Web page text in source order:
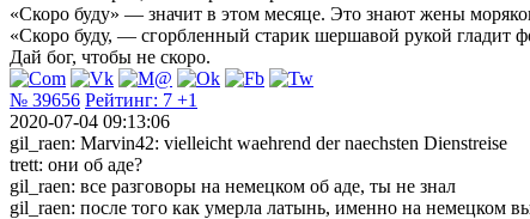
«Скоро буду» — значит в этом месяце. Это знают жены
«Скоро буду, — сгорбленный старик шершавой рукой гладит
Дай бог, чтобы не скоро.
№ 39656 Рейтинг: 7 +1
2020-07-04 09:13:06
gil_raen: Marvin42: vielleicht waehrend der naechsten Dienstreise
trett: они об аде?
gil_raen: все разговоры на немецком об аде, ты не знал
gil_raen: после того как умерла латынь, именно на немецком